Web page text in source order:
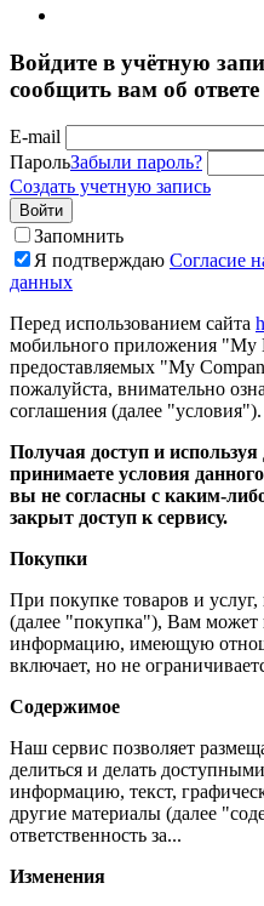
Войдите в учётную
сообщить вам об ответе
E-mail
ПарольЗабыли пароль?
Создать учетную запись
Войти
Запомнить
Я подтверждаю Согласие
данных
Перед использованием сайта
мобильного приложения "My
предоставляемых "My
пожалуйста, внимательно
соглашения (далее "условия").
Получая доступ и
принимаете условия
вы не согласны с каким-
закрыт доступ к сервису.
Покупки
При покупке товаров и
(далее "покупка"), Вам может
информацию, имеющую
включает, но не
Содержимое
Наш сервис позволяет
делиться и делать
информацию, текст,
другие материалы (далее
ответственность за...
Изменения